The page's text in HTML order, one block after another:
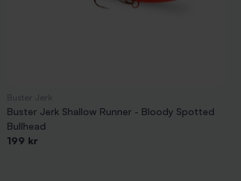
Buster Jerk Shallow Runner - Bloody Spotted
Bullhead
199 kr